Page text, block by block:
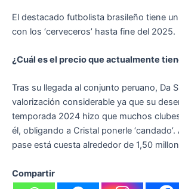
El destacado futbolista brasileño tiene
con los ‘cerveceros’ hasta fine del 2025.
¿Cuál es el precio que actualmente
Tras su llegada al conjunto peruano, Da
valorización considerable ya que su
temporada 2024 hizo que muchos
él, obligando a Cristal ponerle
pase está cuesta alrededor de 1,50
Compartir